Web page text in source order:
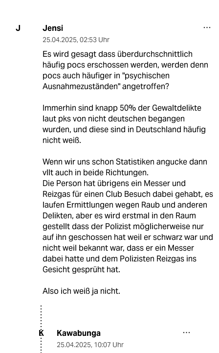
J Jensi
25.04.2025, 02:53 Uhr
Es wird gesagt dass überdurchschnittlich
häufig pocs erschossen werden, werden denn
pocs auch häufiger in "psychischen
Ausnahmezuständen" angetroffen?
Immerhin sind knapp 50% der Gewaltdelikte
laut pks von nicht deutschen begangen
wurden, und diese sind in Deutschland häufig
nicht weiß.
Wenn wir uns schon Statistiken angucke dann
vllt auch in beide Richtungen.
Die Person hat übrigens ein Messer und
Reizgas für einen Club Besuch dabei gehabt, es
laufen Ermittlungen wegen Raub und anderen
Delikten, aber es wird erstmal in den Raum
gestellt dass der Polizist möglicherweise nur
auf ihn geschossen hat weil er schwarz war und
nicht weil bekannt war, dass er ein Messer
dabei hatte und dem Polizisten Reizgas ins
Gesicht gesprüht hat.
Also ich weiß ja nicht.
K Kawabunga
25.04.2025, 10:07 Uhr